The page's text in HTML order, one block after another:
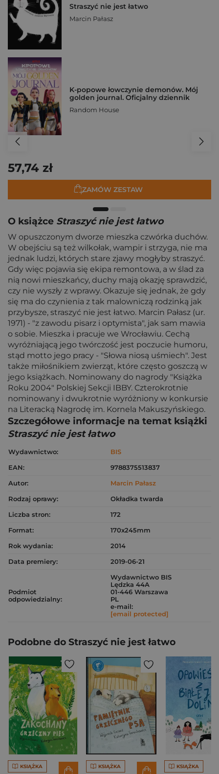
Straszyć nie jest łatwo
Marcin Pałasz
K-popowe łowczynie demonów. Mój
golden journal. Oficjalny dziennik
Random House
57,74 zł
ZAMÓW ZESTAW
O książce Straszyć nie jest łatwo
W opuszczonym dworze mieszka czwórka duchów.
W obejściu są też wilkołak, wampir i strzyga, nie ma
jednak ludzi, których stare zjawy mogłyby straszyć.
Gdy więc pojawia się ekipa remontowa, a w ślad za
nią nowi mieszkańcy, duchy mają okazję sprawdzić,
czy nie wyszły z wprawy. Okazuje się jednak, że gdy
się ma do czynienia z tak malowniczą rodzinką jak
przybysze, straszyć nie jest łatwo. Marcin Pałasz (ur.
1971) - "z zawodu pisarz i optymista", jak sam mawia
o sobie. Mieszka i pracuje we Wrocławiu. Cechą
wyróżniającą jego twórczość jest poczucie humoru,
stąd motto jego pracy - "Słowa niosą uśmiech". Jest
także miłośnikiem zwierząt, które często goszczą w
jego książkach. Nominowany do nagrody "Książka
Roku 2004" Polskiej Sekcji IBBY. Czterokrotnie
nominowany i dwukrotnie wyróżniony w konkursie
na Literacką Nagrodę im. Kornela Makuszyńskiego.
Szczegółowe informacje na temat książki
Straszyć nie jest łatwo
Wydawnictwo:
BIS
EAN:
9788375513837
Autor:
Marcin Pałasz
Rodzaj oprawy:
Okładka twarda
Liczba stron:
172
Format:
170x245mm
Rok wydania:
2014
Data premiery:
2019-06-21
Podmiot
odpowiedzialny:
Wydawnictwo BIS
Lędzka 44A
01-446 Warszawa
PL
e-mail:
[email protected]
Podobne do Straszyć nie jest łatwo
KSIĄŻKA KSIĄŻKA KSIĄŻKA